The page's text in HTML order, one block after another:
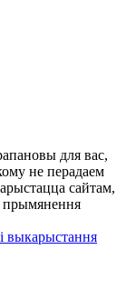
для вас,
не перадаем
сайтам,
прымянення
выкарыстання